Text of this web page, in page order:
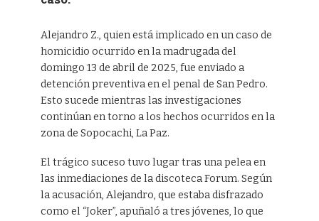
Alejandro Z., quien está implicado en un caso de
homicidio ocurrido en la madrugada del
domingo 13 de abril de 2025, fue enviado a
detención preventiva en el penal de San Pedro.
Esto sucede mientras las investigaciones
continúan en torno a los hechos ocurridos en la
zona de Sopocachi, La Paz.
El trágico suceso tuvo lugar tras una pelea en
las inmediaciones de la discoteca Forum. Según
la acusación, Alejandro, que estaba disfrazado
como el “Joker”, apuñaló a tres jóvenes, lo que